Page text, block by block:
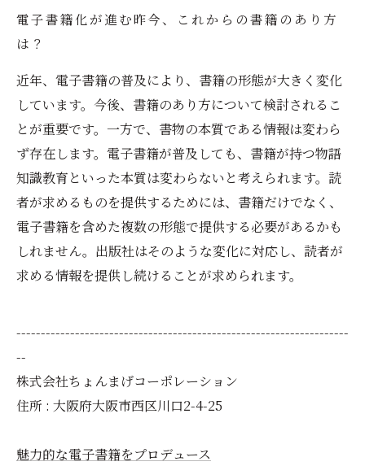
電子書籍化が進む昨今、これからの書籍のあり方
は？
近年、電子書籍の普及により、書籍の形態が大きく変化
しています。今後、書籍のあり方について検討されるこ
とが重要です。一方で、書物の本質である情報は変わら
ず存在します。電子書籍が普及しても、書籍が持つ物語
知識教育といった本質は変わらないと考えられます。読
者が求めるものを提供するためには、書籍だけでなく、
電子書籍を含めた複数の形態で提供する必要があるかも
しれません。出版社はそのような変化に対応し、読者が
求める情報を提供し続けることが求められます。
--------------------------------------------------------------------
--
株式会社ちょんまげコーポレーション
住所 : 大阪府大阪市西区川口2-4-25
魅力的な電子書籍をプロデュース